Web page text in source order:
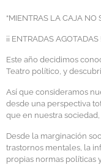
“MIENTRAS LA CAJA NO
¡¡ ENTRADAS AGOTADAS
Este año decidimos
Teatro político, y
Así que consideramos
desde una perspectiva
que en nuestra sociedad,
Desde la marginación
trastornos mentales, la
propias normas políticas